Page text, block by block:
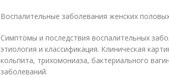
Воспалительные заболевания женских
Симптомы и последствия воспалительных
этиология и классификация. Клиническая
кольпита, трихомониаза, бактериального
заболеваний.